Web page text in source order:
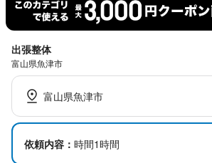
出張整体
富山県魚津市
富山県魚津市
依頼内容： 時間1時間